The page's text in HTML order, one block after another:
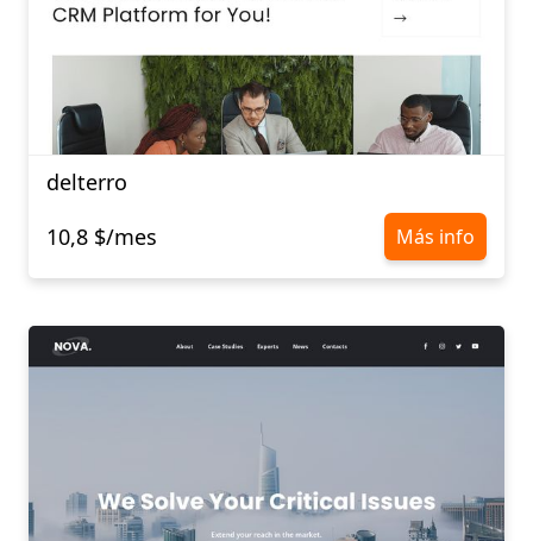
delterro
10,8 $/mes
Más info